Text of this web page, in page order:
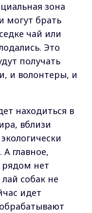
зона
могут брать
чай или
Это
получать
и волонтеры, и
находиться в
вблизи
главное,
рядом нет
собак не
идет